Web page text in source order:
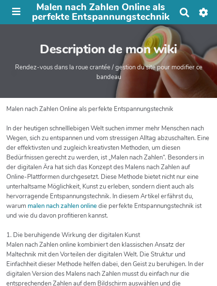
Malen nach Zahlen Online als
perfekte Entspannungstechnik
e
r
c
r
Description de mon wiki
Rendez-vous dans la roue crantée / gestion du site pour modifier ce
bandeau
Malen nach Zahlen Online als perfekte Entspannungstechnik
In der heutigen schnelllebigen Welt suchen immer mehr Menschen nach
Wegen, sich zu entspannen und vom stressigen Alltag abzuschalten. Eine
der effektivsten und zugleich kreativsten Methoden, um diesen
Bedürfnissen gerecht zu werden, ist „Malen nach Zahlen“. Besonders in
der digitalen Ära hat sich das Konzept des Malens nach Zahlen auf
Online-Plattformen durchgesetzt. Diese Methode bietet nicht nur eine
unterhaltsame Möglichkeit, Kunst zu erleben, sondern dient auch als
hervorragende Entspannungstechnik. In diesem Artikel erfährst du,
warum malen nach zahlen onlinedie perfekte Entspannungstechnik ist
und wie du davon profitieren kannst.
1. Die beruhigende Wirkung der digitalen Kunst
Malen nach Zahlen online kombiniert den klassischen Ansatz der
Maltechnik mit den Vorteilen der digitalen Welt. Die Struktur und
Einfachheit dieser Methode helfen dabei, den Geist zu beruhigen. In der
digitalen Version des Malens nach Zahlen musst du einfach nur die
entsprechenden Zahlen auf dem Bildschirm auswählen und die